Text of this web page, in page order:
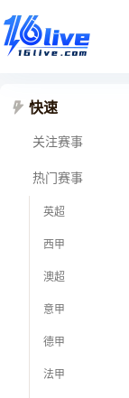
快速
关注赛事
热门赛事
英超
西甲
澳超
意甲
德甲
法甲